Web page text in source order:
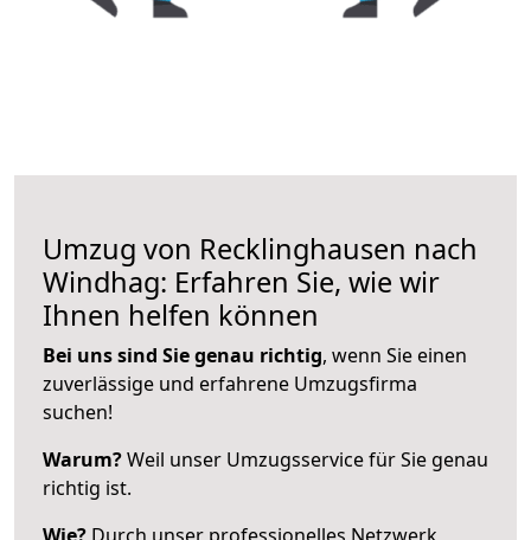
Umzug von Recklinghausen nach
Windhag: Erfahren Sie, wie wir
Ihnen helfen können
Bei uns sind Sie genau richtig, wenn Sie einen
zuverlässige und erfahrene Umzugsfirma
suchen!
Warum?Weil unser Umzugsservice für Sie genau
richtig ist.